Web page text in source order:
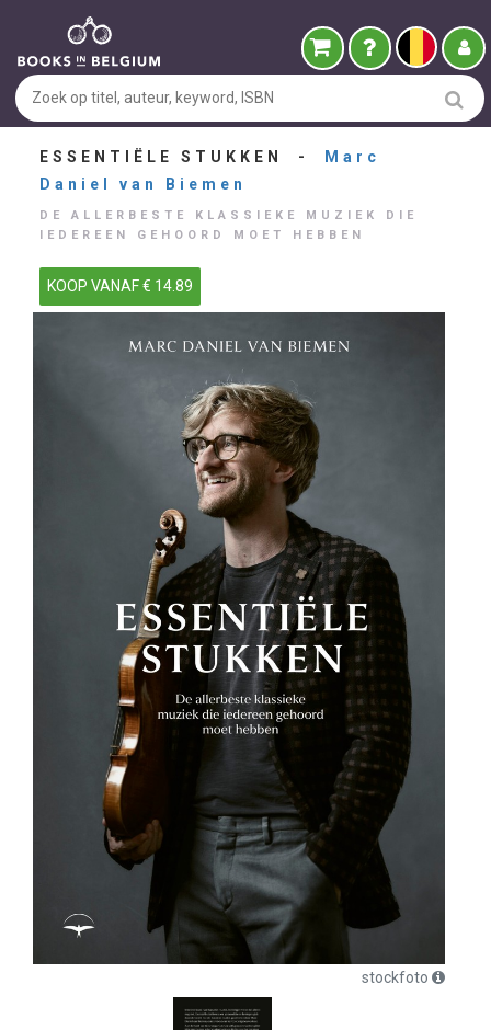
ESSENTIËLE STUKKEN -
Marc
Daniel van Biemen
DE ALLERBESTE KLASSIEKE MUZIEK DIE
IEDEREEN GEHOORD MOET HEBBEN
KOOP VANAF € 14.89
stockfoto